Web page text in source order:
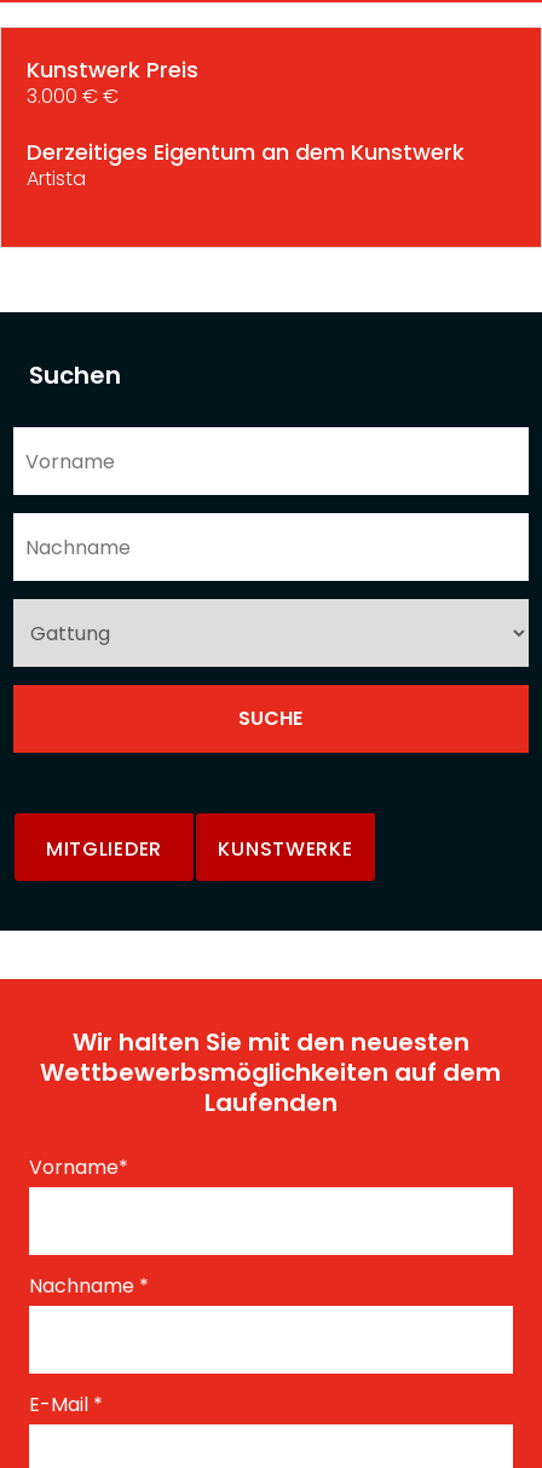
Suchen
MITGLIEDER KUNSTWERKE
Kunstwerk Preis
3.000 € €
Derzeitiges Eigentum an dem Kunstwerk
Artista
Wir halten Sie mit den neuesten
Wettbewerbsmöglichkeiten auf dem
Laufenden
Vorname*
Nachname *
E-Mail *